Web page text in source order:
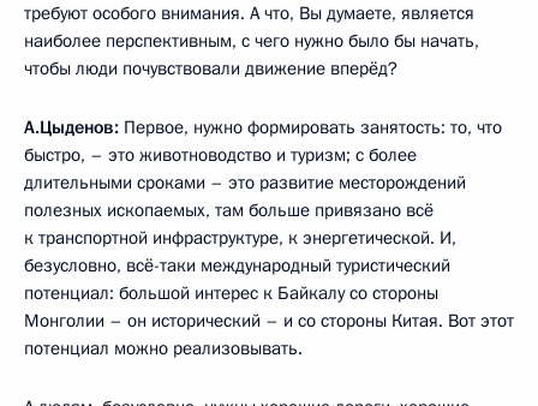
требуют особого внимания. А что, Вы думаете, является
наиболее перспективным, с чего нужно было бы начать,
чтобы люди почувствовали движение вперёд?
А.Цыденов: Первое, нужно формировать занятость: то, что
быстро, – это животноводство и туризм; с более
длительными сроками – это развитие месторождений
полезных ископаемых, там больше привязано всё
к транспортной инфраструктуре, к энергетической. И,
безусловно, всё-таки международный туристический
потенциал: большой интерес к Байкалу со стороны
Монголии – он исторический – и со стороны Китая. Вот этот
потенциал можно реализовывать.